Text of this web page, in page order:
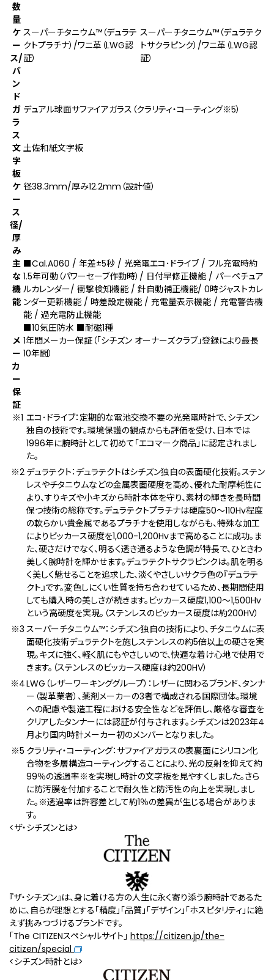
数
量
ケ
ー
ス/
バ
ン
ド
スーパーチタニウム™（デュラテ
クトプラチナ）/ワニ革（LWG認
証）
スーパーチタニウム™（デュラテク
トサクラピンク）/ワニ革（LWG認
証）
ガ
ラ
ス
デュアル球面サファイアガラス（クラリティ・コーティング※5）
文
字
板
土佐和紙文字板
ケ
ー
ス
径/
厚
み
径38.3mm/厚み12.2mm（設計値）
主
な
機
能
■Cal.A060 / 年差±5秒 / 光発電エコ･ドライブ / フル充電時約
1.5年可動（パワーセーブ作動時）/ 日付早修正機能 / パーペチュア
ルカレンダー/ 衝撃検知機能 / 針自動補正機能/ 0時ジャストカレ
ンダー更新機能 / 時差設定機能 / 充電量表示機能 / 充電警告機
能 / 過充電防止機能
■10気圧防水 ■耐磁1種
メ
ー
カ
ー
保
証
1年間メーカー保証（「シチズン オーナーズクラブ」登録により最⻑
10年間）
エコ･ドライブ：定期的な電池交換不要の光発電時計で、シチズン
独自の技術です。環境保護の観点からも評価を受け、日本では
1996年に腕時計として初めて「エコマーク商品」に認定されまし
た。
デュラテクト：デュラテクトはシチズン独自の表面硬化技術。ステン
レスやチタニウムなどの金属表面硬度を高め、優れた耐摩耗性に
より、すりキズや小キズから時計本体を守り、素材の輝きを長時間
保つ技術の総称です。デュラテクトプラチナは硬度50～110Hv程度
の軟らかい貴金属であるプラチナを使用しながらも、特殊な加工
によりビッカース硬度を1,000-1,200Hvまで高めることに成功。ま
た、硬さだけでなく、明るく透き通るような色調が特長で、ひときわ
美しく腕時計を輝かせます。デュラテクトサクラピンクは。肌を明る
く美しく魅せることを追求した、淡くやさしいサクラ色の『デュラテ
クト』です。変色しにくい性質を持ち合わせているため、長期間使用
しても購入時の美しさが続きます。ビッカース硬度1,100～1,500Hv
という高硬度を実現。（ステンレスのビッカース硬度は約200HV）
スーパーチタニウム™：シチズン独自の技術により、チタニウムに表
面硬化技術デュラテクトを施しステンレスの約5倍以上の硬さを実
現。キズに強く、軽く肌にもやさしいので、快適な着け心地で使用で
きます。（ステンレスのビッカース硬度は約200HV）
LWG（レザーワーキンググループ）：レザーに関わるブランド、タンナ
ー（製革業者）、薬剤メーカーの3者で構成される国際団体。環境
への配慮や製造工程における安全性などを評価し、厳格な審査を
クリアしたタンナーには認証が付与されます。シチズンは2023年4
月より国内時計メーカー初のメンバーとなりました。
クラリティ・コーティング：サファイアガラスの表裏⾯にシリコン化
合物を多層構造コーティングすることにより、光の反射を抑えて約
99％の透過率※を実現し時計の文字板を見やすくしました。さら
に防汚膜を付加することで耐久性と防汚性の向上を実現しまし
た。※透過率は許容差として約1％の差異が生じる場合がありま
す。
<ザ・シチズンとは>
『ザ・シチズン』は、身に着ける方の人生に永く寄り添う腕時計であるた
めに、自らが理想とする「精度」「品質」「デザイン」「ホスピタリティ」に絶
えず挑みつづけるブランドです。
「The CITIZENスペシャルサイト」 https://citizen.jp/the-
citizen/special
<シチズン時計とは>